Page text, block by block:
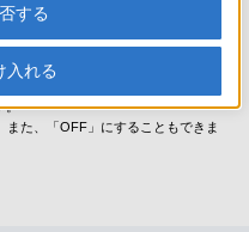
。
また、「OFF」にすることもできま
する
入れる